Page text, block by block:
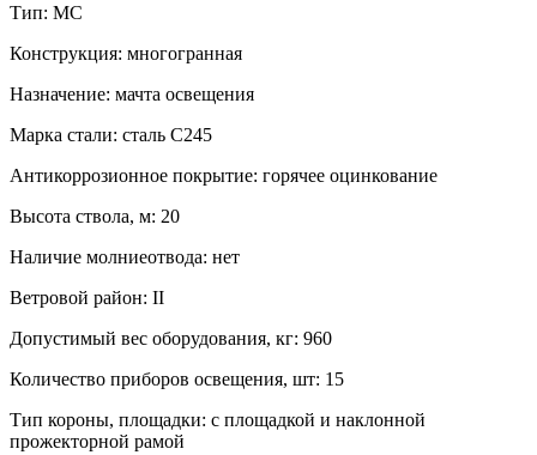
Тип: МС
Конструкция: многогранная
Назначение: мачта освещения
Марка стали: сталь С245
Антикоррозионное покрытие: горячее оцинкование
Высота ствола, м: 20
Наличие молниеотвода: нет
Ветровой район: II
Допустимый вес оборудования, кг: 960
Количество приборов освещения, шт: 15
Тип короны, площадки: с площадкой и наклонной
прожекторной рамой